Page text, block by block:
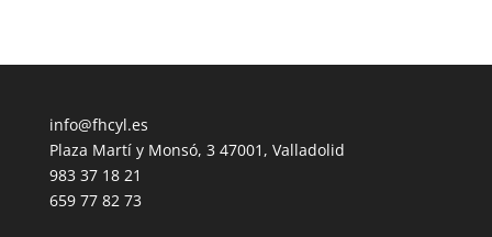
info@fhcyl.es
Plaza Martí y Monsó, 3 47001, Valladolid
983 37 18 21
659 77 82 73